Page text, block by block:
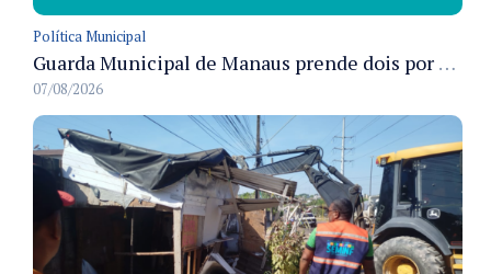
Política Municipal
Guarda Municipal de Manaus prende dois por tráfico e resgata ave silvestre em ações nas zonas Leste e Norte
07/08/2026